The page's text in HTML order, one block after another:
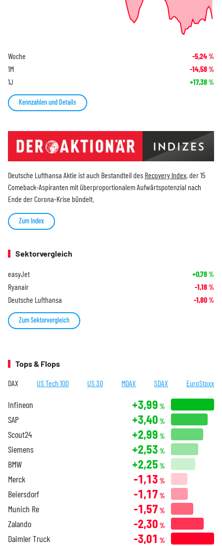
Woche -5,24%
1M -14,58%
1J +17,38%
Kennzahlen und Details
Deutsche Lufthansa Aktie ist auch Bestandteil des Recovery Index, der 15
Comeback-Aspiranten mit überproportionalem Aufwärtspotenzial nach
Ende der Corona-Krise bündelt.
Zum Index
Sektorvergleich
easyJet +0,78%
Ryanair -1,18%
Deutsche Lufthansa -1,80%
Zum Sektorvergleich
Tops & Flops
DAX US Tech 100 US 30 MDAX SDAX EuroStoxx
Infineon +3,99 %
SAP +3,40 %
Scout24 +2,99 %
Siemens +2,53 %
BMW +2,25 %
Merck -1,13 %
Beiersdorf -1,17 %
Munich Re -1,57 %
Zalando -2,30 %
Daimler Truck -3,01 %